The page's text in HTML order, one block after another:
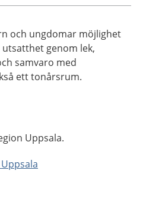
och ungdomar möjlighet
genom lek,
samvaro med
ett tonårsrum.
Uppsala.